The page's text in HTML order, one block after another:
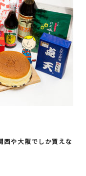
西や大阪でしか買えな